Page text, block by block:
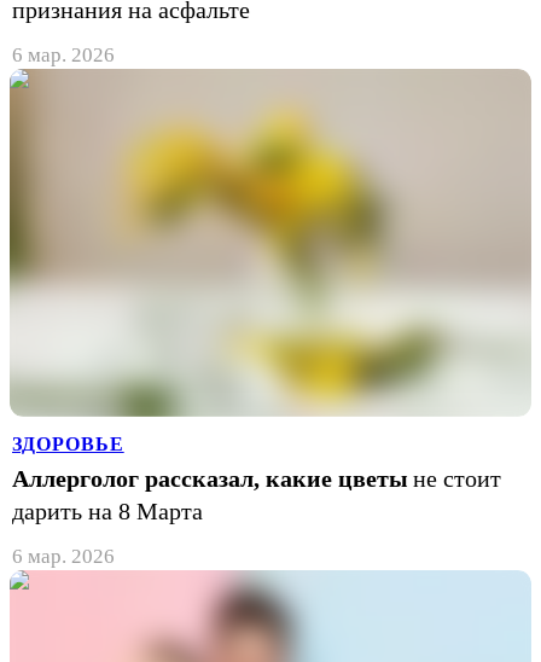
признания на асфальте
6 мар. 2026
ЗДОРОВЬЕ
Аллерголог рассказал, какие цветы не стоит
дарить на 8 Марта
6 мар. 2026